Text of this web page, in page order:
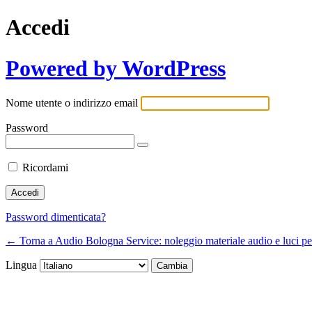
Accedi
Powered by WordPress
Nome utente o indirizzo email
Password
Ricordami
Password dimenticata?
← Torna a Audio Bologna Service: noleggio materiale audio e luci
Lingua